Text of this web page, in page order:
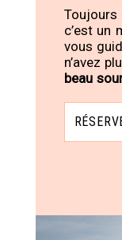
Toujours
c’est un
vous
n’avez
beau